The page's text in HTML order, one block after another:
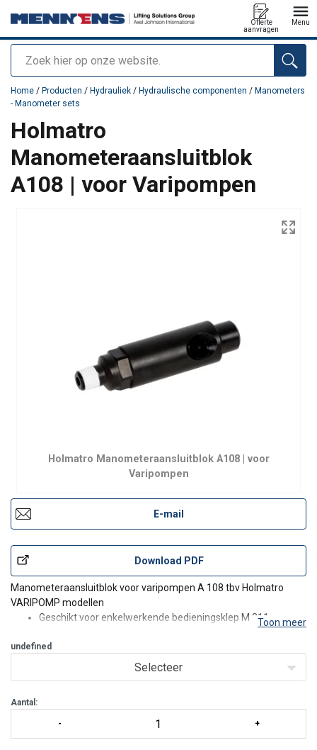
Zoeken
Offerte
aanvragen
Menu
toegevoegd aan uw offerte
Home / Producten / Hydrauliek / Hydraulische componenten / Manometers
- Manometer sets
Holmatro
Manometeraansluitblok
A108 | voor Varipompen
Holmatro Manometeraansluitblok A108 | voor
Varipompen
E-mail
Download PDF
Manometeraansluitblok voor varipompen A 108 tbv Holmatro
VARIPOMP modellen
Geschikt voor enkelwerkende bedieningsklep M 311
uitwendig en ½" NPT inwendig voor manometer
Manometer in een hoek van 45° te plaatsen d.m.v. knie,
Toon meer
undefined
Selecteer
Aantal: